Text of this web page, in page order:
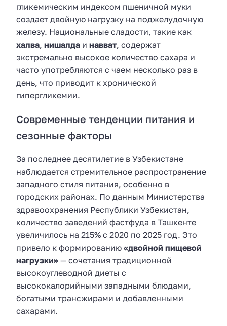
гликемическим индексом пшеничной муки
создает двойную нагрузку на поджелудочную
железу. Национальные сладости, такие как
халва, нишалда и навват, содержат
экстремально высокое количество сахара и
часто употребляются с чаем несколько раз в
день, что приводит к хронической
гипергликемии.
Современные тенденции питания и
сезонные факторы
За последнее десятилетие в Узбекистане
наблюдается стремительное распространение
западного стиля питания, особенно в
городских районах. По данным Министерства
здравоохранения Республики Узбекистан,
количество заведений фастфуда в Ташкенте
увеличилось на 215% с 2020 по 2025 год. Это
привело к формированию «двойной пищевой
нагрузки» — сочетания традиционной
высокоуглеводной диеты с
высококалорийными западными блюдами,
богатыми трансжирами и добавленными
сахарами.